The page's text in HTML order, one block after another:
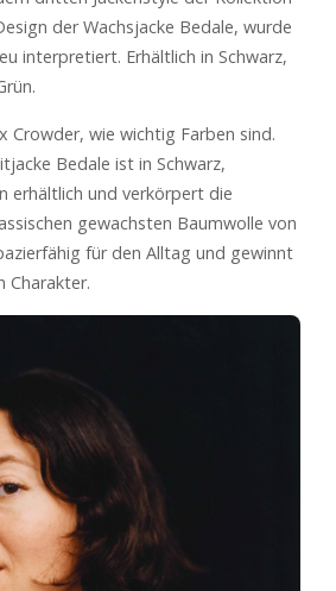
der Wachsjacke Bedale, wurde
interpretiert. Erhältlich in Schwarz,
Crowder, wie wichtig Farben sind.
Bedale ist in Schwarz,
erhältlich und verkörpert die
gewachsten Baumwolle von
für den Alltag und gewinnt
Charakter.